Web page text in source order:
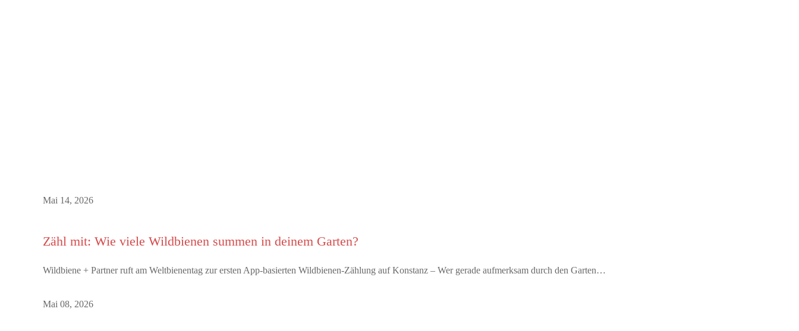
Mai 14, 2026
Zähl mit: Wie viele Wildbienen summen in deinem Garten?
Wildbiene + Partner ruft am Weltbienentag zur ersten App-basierten Wildbienen-Zählung auf Konstanz – Wer gerade aufmerksam durch den Garten…
Mai 08, 2026